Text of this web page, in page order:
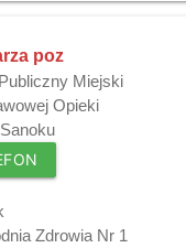
poz
Miejski
Opieki
Zdrowia Nr 1